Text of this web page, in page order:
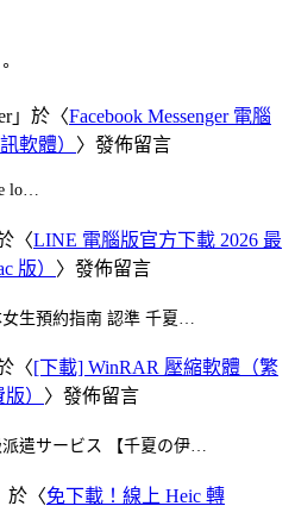
」於〈Facebook Messenger 電腦
軟體） 〉發佈留言
lo…
〈LINE 電腦版官方下載 2026 最
版） 〉發佈留言
生預約指南 認準 千夏…
〈[下載] WinRAR 壓縮軟體（繁
） 〉發佈留言
遣サービス 【千夏の伊…
於〈免下載！線上 Heic 轉